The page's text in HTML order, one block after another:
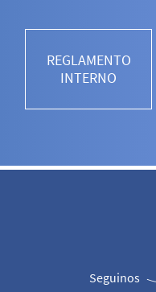
REGLAMENTO
INTERNO
Seguinos